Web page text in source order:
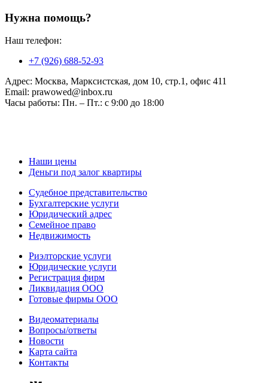
Нужна помощь?
Наш телефон:
+7 (926) 688-52-93
Адрес: Москва, Марксистская, дом 10, стр.1, офис 411
Email: prawowed@inbox.ru
Часы работы: Пн. – Пт.: с 9:00 до 18:00
Наши цены
Деньги под залог квартиры
Судебное представительство
Бухгалтерские услуги
Юридический адрес
Семейное право
Недвижимость
Риэлторские услуги
Юридические услуги
Регистрация фирм
Ликвидация ООО
Готовые фирмы ООО
Видеоматериалы
Вопросы/ответы
Новости
Карта сайта
Контакты